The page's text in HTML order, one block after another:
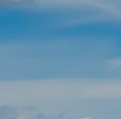
nos services. Si vous
de navigation sur le